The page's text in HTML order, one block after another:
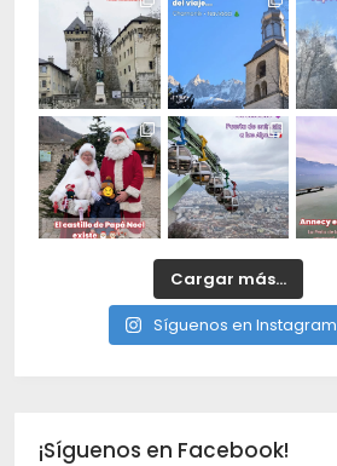
Cargar más...
Síguenos en Instagram
¡Síguenos en Facebook!